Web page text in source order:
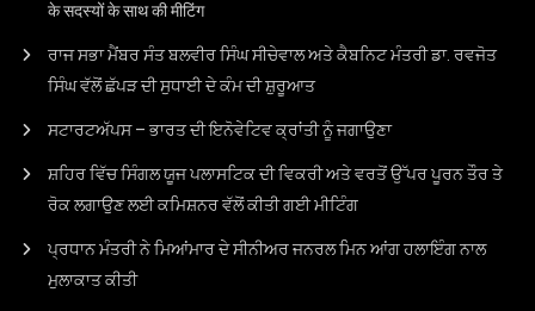
के सदस्यों के साथ की मीटिंग
ਰਾਜ ਸਭਾ ਮੈਂਬਰ ਸੰਤ ਬਲਵੀਰ ਸਿੰਘ ਸੀਚੇਵਾਲ ਅਤੇ ਕੈਬਨਿਟ ਮੰਤਰੀ ਡਾ. ਰਵਜੋਤ
ਸਿੰਘ ਵੱਲੋਂ ਛੱਪੜ ਦੀ ਸੁਧਾਈ ਦੇ ਕੰਮ ਦੀ ਸ਼ੁਰੂਆਤ
ਸਟਾਰਟਅੱਪਸ – ਭਾਰਤ ਦੀ ਇਨੋਵੇਟਿਵ ਕ੍ਰਾਂਤੀ ਨੂੰ ਜਗਾਉਣਾ
ਸ਼ਹਿਰ ਵਿੱਚ ਸਿੰਗਲ ਯੂਜ ਪਲਾਸਟਿਕ ਦੀ ਵਿਕਰੀ ਅਤੇ ਵਰਤੋਂ ਉੱਪਰ ਪੂਰਨ ਤੌਰ ਤੇ
ਰੋਕ ਲਗਾਉਣ ਲਈ ਕਮਿਸ਼ਨਰ ਵੱਲੋਂ ਕੀਤੀ ਗਈ ਮੀਟਿੰਗ
ਪ੍ਰਧਾਨ ਮੰਤਰੀ ਨੇ ਮਿਆਂਮਾਰ ਦੇ ਸੀਨੀਅਰ ਜਨਰਲ ਮਿਨ ਆਂਗ ਹਲਾਇੰਗ ਨਾਲ
ਮੁਲਾਕਾਤ ਕੀਤੀ